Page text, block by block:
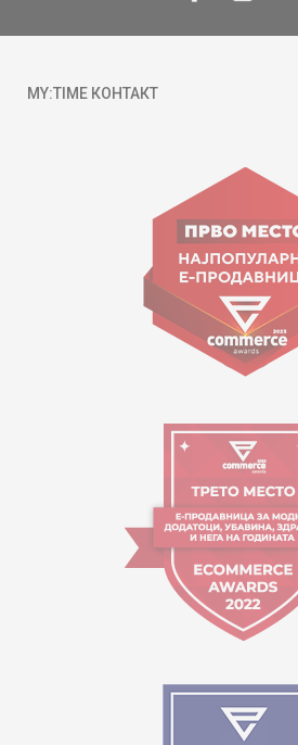
MY:TIME КОНТАКТ
ул. Гоце Николовски
Работно време:
09:00 до 17:00